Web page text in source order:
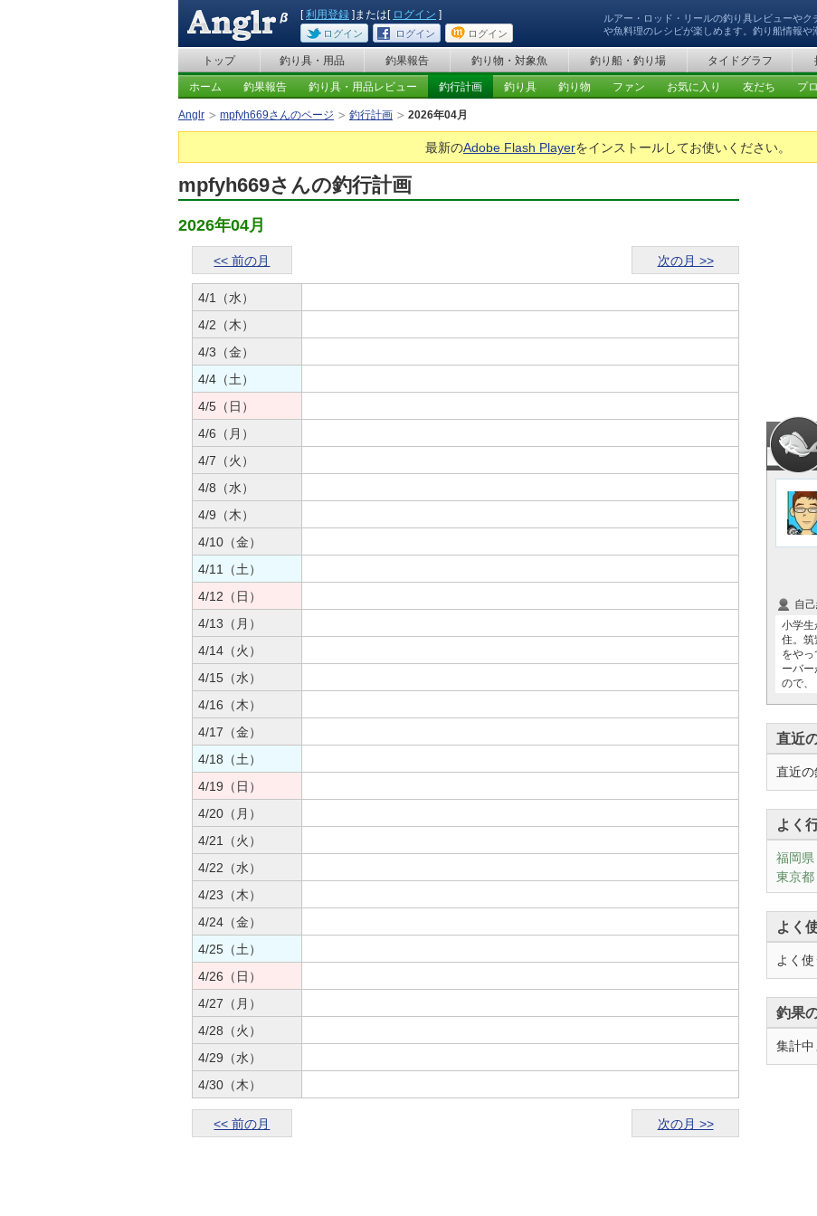
ルアー・ロッド・リールの釣り具レビューや
や魚料理のレシピが楽しめます。釣り船情報や
[利用登録 ]または[ ログイン ]
ログイン ログイン ログイン
トップ 釣り具・用品 釣果報告 釣り物・対象魚 釣り船・釣り場 タイドグラフ
ホーム 釣果報告 釣り具・用品レビュー 釣行計画 釣り具 釣り物 ファン お気に入り 友だち プ
Anglr mpfyh669さんのページ 釣行計画 2026年04月
最新のAdobe Flash Playerをインストールしてお使いください。
mpfyh669さんの釣行計画
2026年04月
<< 前の月 次の月 >>
4/1（水）
4/2（木）
4/3（金）
4/4（土）
4/5（日）
4/6（月）
4/7（火）
4/8（水）
4/9（木）
4/10（金）
4/11（土）
4/12（日）
4/13（月）
4/14（火）
4/15（水）
4/16（木）
4/17（金）
4/18（土）
4/19（日）
4/20（月）
4/21（火）
4/22（水）
4/23（木）
4/24（金）
4/25（土）
4/26（日）
4/27（月）
4/28（火）
4/29（水）
4/30（木）
<< 前の月 次の月 >>
自
小学生
住。筑
をや
ーバ
ので、
直近
直近の
よく
福岡
東京都
よく
よく
釣果
集計中